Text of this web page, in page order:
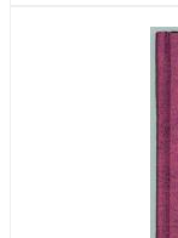
Илиотропион